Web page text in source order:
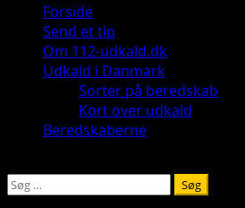
Primary
Menu
Forside
Send et tip
Om 112-udkald.dk
Udkald i Danmark
Sorter på beredskab
Kort over udkald
Beredskaberne
Søg